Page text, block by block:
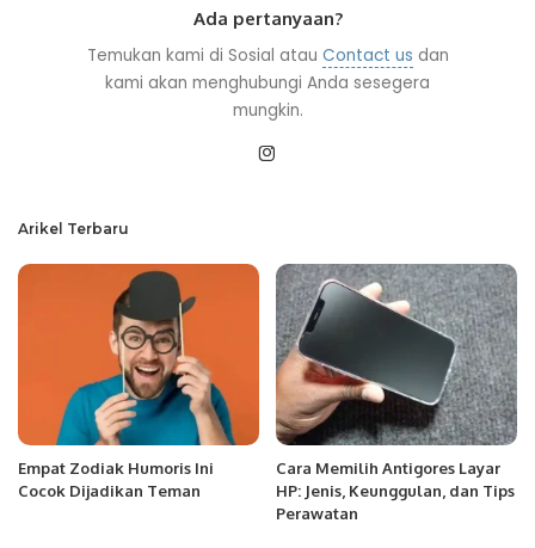
Ada pertanyaan?
Temukan kami di Sosial atau Contact us dan
kami akan menghubungi Anda sesegera
mungkin.
Arikel Terbaru
Empat Zodiak Humoris Ini
Cocok Dijadikan Teman
Cara Memilih Antigores Layar
HP: Jenis, Keunggulan, dan Tips
Perawatan